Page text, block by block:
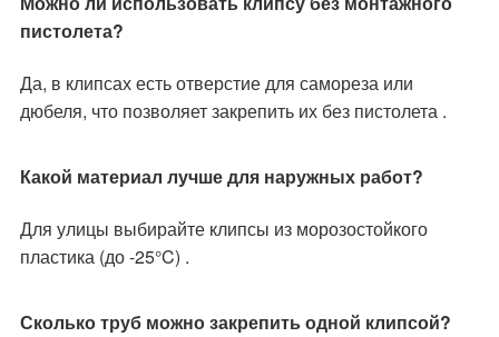
пистолета?
Да, в клипсах есть отверстие для самореза или
дюбеля, что позволяет закрепить их без пистолета .
Какой материал лучше для наружных работ?
Для улицы выбирайте клипсы из морозостойкого
пластика (до -25°C) .
Сколько труб можно закрепить одной клипсой?